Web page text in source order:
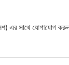
এর সাথে যোগাযোগ